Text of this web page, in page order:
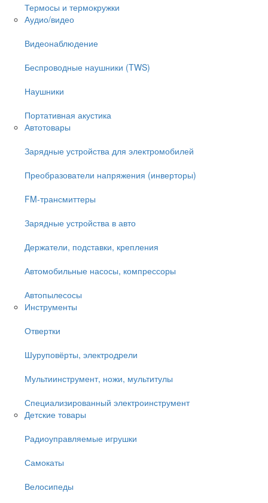
Термосы и термокружки
Аудио/видео
Видеонаблюдение
Беспроводные наушники (TWS)
Наушники
Портативная акустика
Автотовары
Зарядные устройства для электромобилей
Преобразователи напряжения (инверторы)
FM-трансмиттеры
Зарядные устройства в авто
Держатели, подставки, крепления
Автомобильные насосы, компрессоры
Автопылесосы
Инструменты
Отвертки
Шуруповёрты, электродрели
Мультиинструмент, ножи, мультитулы
Специализированный электроинструмент
Детские товары
Радиоуправляемые игрушки
Самокаты
Велосипеды